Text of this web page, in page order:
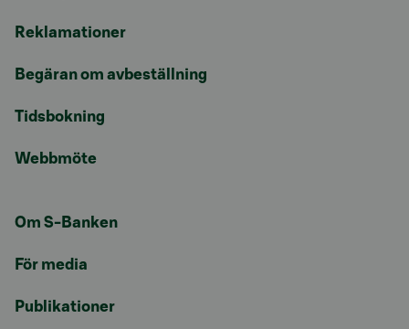
Reklamationer
Begäran om avbeställning
Tidsbokning
Webbmöte
Om S-Banken
För media
Publikationer